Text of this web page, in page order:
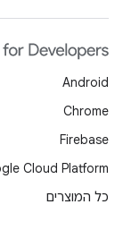
Android
Chrome
Firebase
Cloud Platform
כל המוצרים